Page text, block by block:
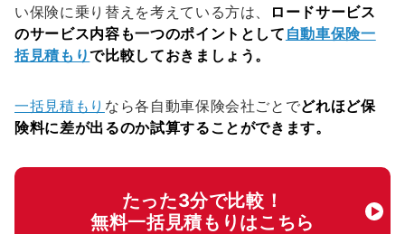
い保険に乗り替えを考えている方は、
ロードサービス
のサービス内容も一つのポイントとして 自動車保険一
括見積もりで比較しておきましょう。
一括見積もり なら各自動車保険会社ごとでどれほど保
険料に差が出るのか試算することができます。
たった3分で比較！
無料一括見積もりはこちら